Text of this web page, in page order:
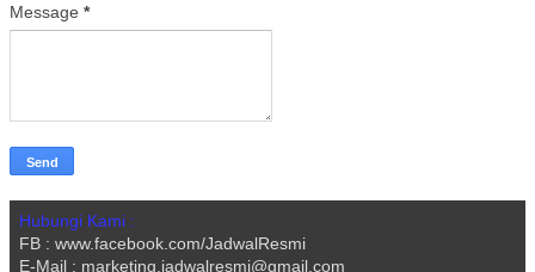
Message *
Hubungi Kami :
FB : www.facebook.com/JadwalResmi
E-Mail : marketing.jadwalresmi@gmail.com